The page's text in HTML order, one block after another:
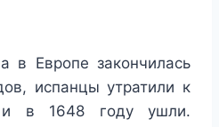
в Европе закончилась
испанцы утратили к
и в 1648 году ушли.